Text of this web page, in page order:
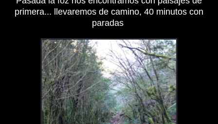
primera... llevaremos de camino, 40 minutos con
paradas